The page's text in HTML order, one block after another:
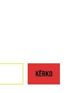
KËRKO